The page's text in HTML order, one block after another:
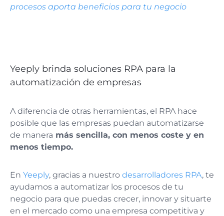
procesos aporta beneficios para tu negocio
Yeeply brinda soluciones RPA para la
automatización de empresas
A diferencia de otras herramientas, el RPA hace
posible que las empresas puedan automatizarse
de manera más sencilla, con menos coste y en
menos tiempo.
En Yeeply, gracias a nuestro desarrolladores RPA, te
ayudamos a automatizar los procesos de tu
negocio para que puedas crecer, innovar y situarte
en el mercado como una empresa competitiva y